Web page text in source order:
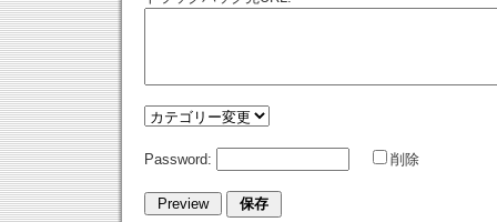
Password: 削除